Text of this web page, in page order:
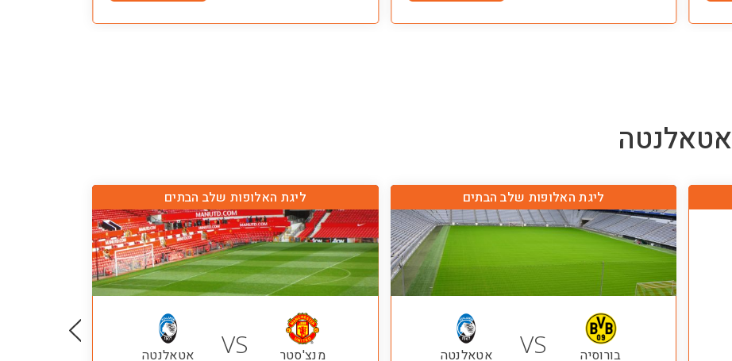
אטאלנטה
ליגת האלופות שלב הבתים
בורוסיה VS אטאלנטה
ליגת האלופות שלב הבתים
מנצ'סטר VS אטאלנטה